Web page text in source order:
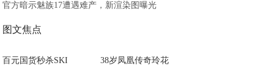
官方暗示魅族17遭遇难产，新渲染图曝光
图文焦点
百元国货秒杀SKI 38岁凤凰传奇玲花